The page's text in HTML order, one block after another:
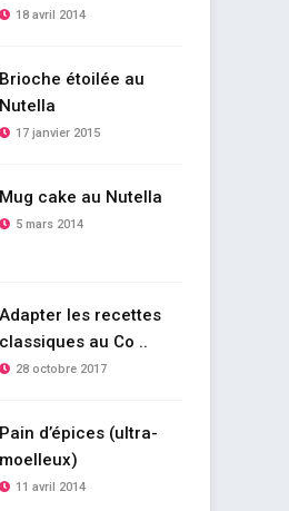
18 avril 2014
Brioche étoilée au
Nutella
17 janvier 2015
Mug cake au Nutella
5 mars 2014
Adapter les recettes
classiques au Co ..
28 octobre 2017
Pain d’épices (ultra-
moelleux)
11 avril 2014